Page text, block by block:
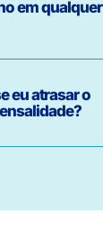
em
eu atrasar o